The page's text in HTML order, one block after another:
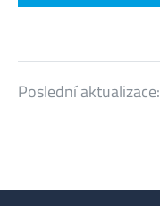
Poslední aktualizace: